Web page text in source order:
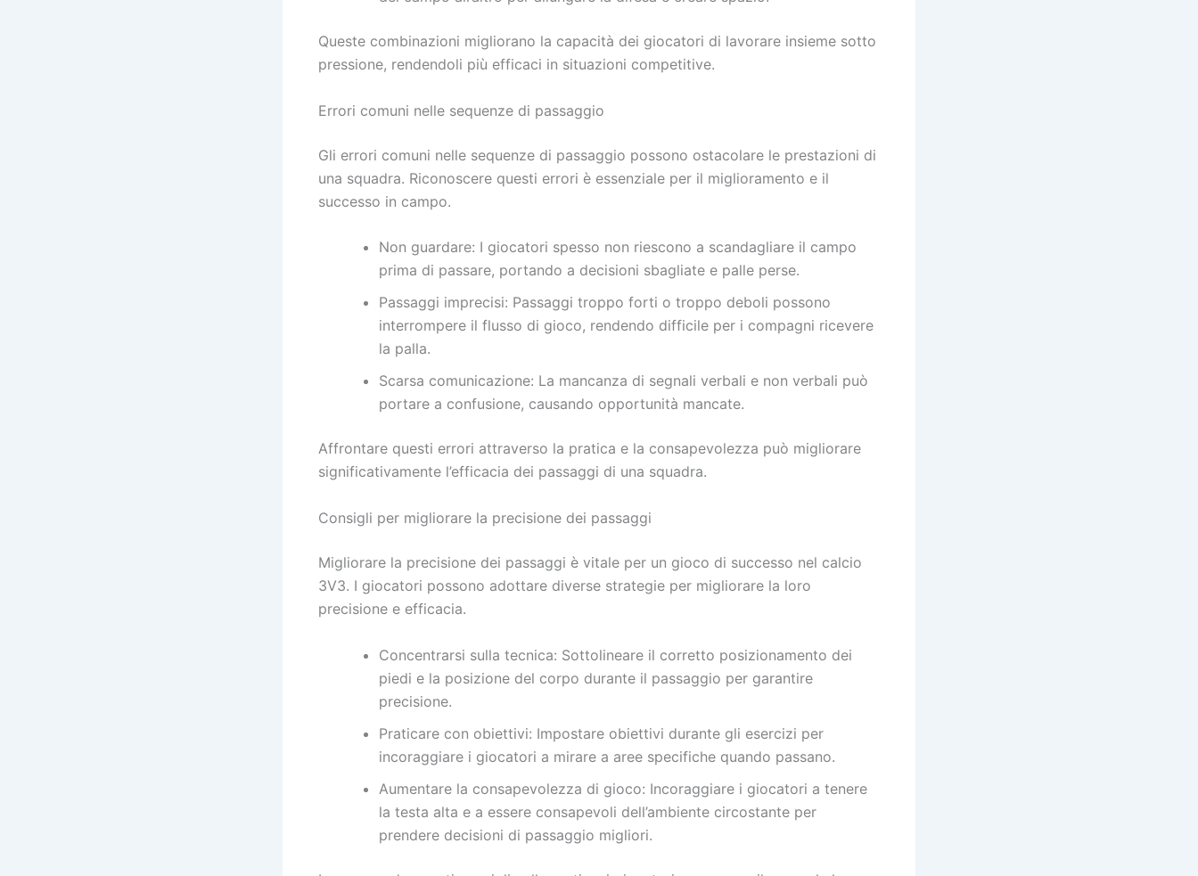
Queste combinazioni migliorano la capacità dei giocatori di lavorare insieme sotto
pressione, rendendoli più efficaci in situazioni competitive.
Errori comuni nelle sequenze di passaggio
Gli errori comuni nelle sequenze di passaggio possono ostacolare le prestazioni di
una squadra. Riconoscere questi errori è essenziale per il miglioramento e il
successo in campo.
Non guardare: I giocatori spesso non riescono a scandagliare il campo
prima di passare, portando a decisioni sbagliate e palle perse.
Passaggi imprecisi: Passaggi troppo forti o troppo deboli possono
interrompere il flusso di gioco, rendendo difficile per i compagni ricevere
la palla.
Scarsa comunicazione: La mancanza di segnali verbali e non verbali può
portare a confusione, causando opportunità mancate.
Affrontare questi errori attraverso la pratica e la consapevolezza può migliorare
significativamente l’efficacia dei passaggi di una squadra.
Consigli per migliorare la precisione dei passaggi
Migliorare la precisione dei passaggi è vitale per un gioco di successo nel calcio
3V3. I giocatori possono adottare diverse strategie per migliorare la loro
precisione e efficacia.
Concentrarsi sulla tecnica: Sottolineare il corretto posizionamento dei
piedi e la posizione del corpo durante il passaggio per garantire
precisione.
Praticare con obiettivi: Impostare obiettivi durante gli esercizi per
incoraggiare i giocatori a mirare a aree specifiche quando passano.
Aumentare la consapevolezza di gioco: Incoraggiare i giocatori a tenere
la testa alta e a essere consapevoli dell’ambiente circostante per
prendere decisioni di passaggio migliori.